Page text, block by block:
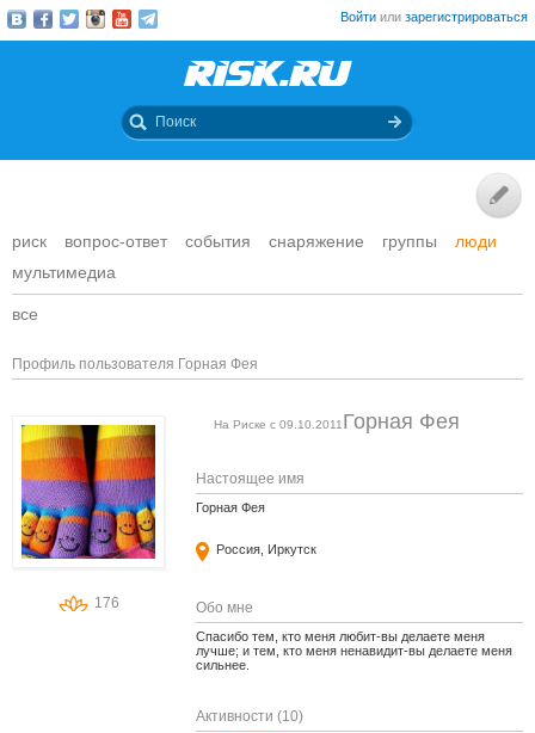
Войти или зарегистрироваться
риск вопрос-ответ события снаряжение группы
люди
мультимедиа
все
Профиль пользователя Горная Фея
176
Горная Фея
На Риске с 09.10.2011
Настоящее имя
Горная Фея
Россия, Иркутск
Обо мне
Спасибо тем, кто меня любит-вы делаете меня
лучше; и тем, кто меня ненавидит-вы делаете меня
сильнее.
Активности (10)